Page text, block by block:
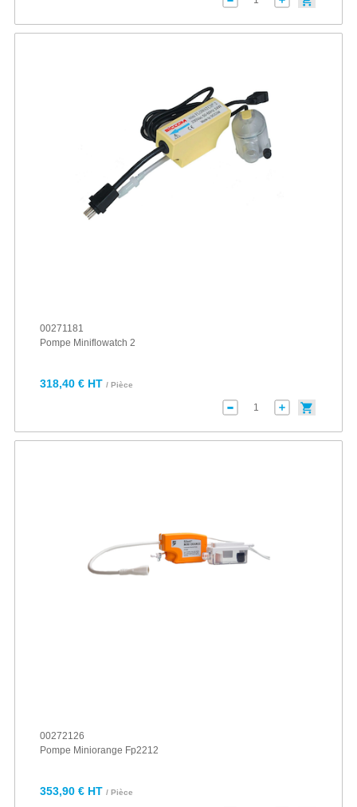
00271181
Pompe Miniflowatch 2
318,40 € HT / Pièce
00272126
Pompe Miniorange Fp2212
353,90 € HT / Pièce